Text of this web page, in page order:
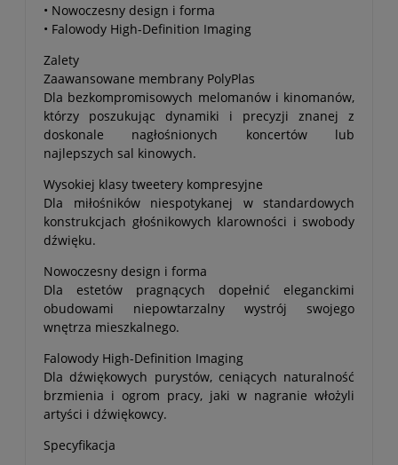
• Nowoczesny design i forma
• Falowody High-Definition Imaging
Zalety
Zaawansowane membrany PolyPlas
Dla bezkompromisowych melomanów i kinomanów,
którzy poszukując dynamiki i precyzji znanej z
doskonale nagłośnionych koncertów lub
najlepszych sal kinowych.
Wysokiej klasy tweetery kompresyjne
Dla miłośników niespotykanej w standardowych
konstrukcjach głośnikowych klarowności i swobody
dźwięku.
Nowoczesny design i forma
Dla estetów pragnących dopełnić eleganckimi
obudowami niepowtarzalny wystrój swojego
wnętrza mieszkalnego.
Falowody High-Definition Imaging
Dla dźwiękowych purystów, ceniących naturalność
brzmienia i ogrom pracy, jaki w nagranie włożyli
artyści i dźwiękowcy.
Specyfikacja